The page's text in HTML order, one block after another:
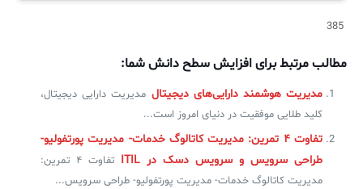
385
مطالب مرتبط برای افزایش سطح دانش شما:
مدیریت هوشمند دارایی‌های دیجیتال مدیریت دارایی دیجیتال،
کلید طلایی موفقیت در دنیای امروز است...
تفاوت ۴ تمرین: مدیریت کاتالوگ خدمات- مدیریت پورتفولیو-
طراحی سرویس و سرویس دسک در ITIL
تفاوت ۴ تمرین:
مدیریت کاتالوگ خدمات- مدیریت پورتفولیو- طراحی سرویس...